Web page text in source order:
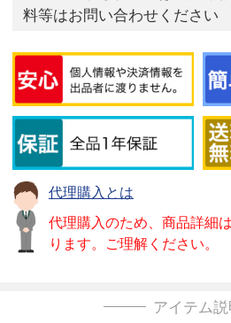
料等はお問い合わせください
代理購入とは
代理購入のため、商品詳細
ります。ご理解ください。
アイテム